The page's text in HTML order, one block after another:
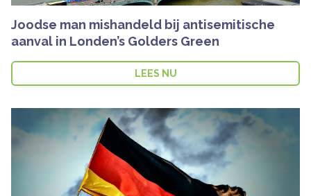
Joodse man mishandeld bij antisemitische
aanval in Londen’s Golders Green
LEES NU